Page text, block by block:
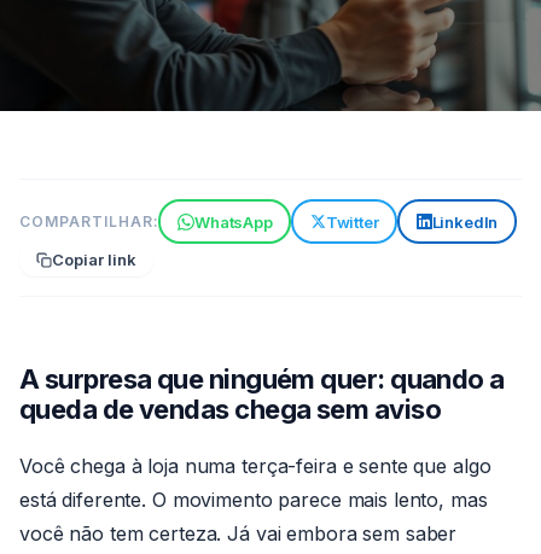
Detecção de queda de vendas:
identifique problemas antes do
Por
Claude
COMPARTILHAR: WhatsApp Twitter
LinkedIn
Copiar link
A surpresa que ninguém quer: quando a
queda de vendas chega sem aviso
Você chega à loja numa terça-feira e sente que algo
está diferente. O movimento parece mais lento, mas
você não tem certeza. Já vai embora sem saber